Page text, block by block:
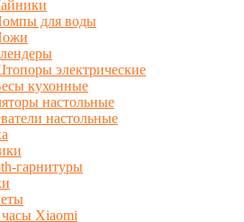
для воды
электрические
кухонные
настольные
настольные
гарнитуры
Xiaomi